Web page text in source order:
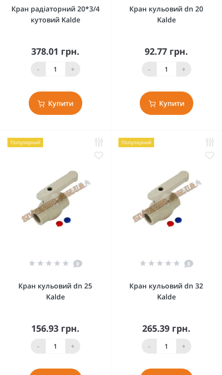
Кран радіаторний 20*3/4
кутовий Kalde
378.01 грн.
- +
Купити
Кран кульовий dn 20
Kalde
92.77 грн.
- +
Купити
Популярний
0
Кран кульовий dn 25
Kalde
156.93 грн.
- +
Популярний
0
Кран кульовий dn 32
Kalde
265.39 грн.
- +